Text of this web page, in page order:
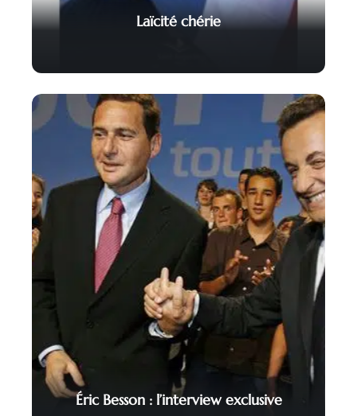
Laïcité chérie
Éric Besson : l’interview exclusive